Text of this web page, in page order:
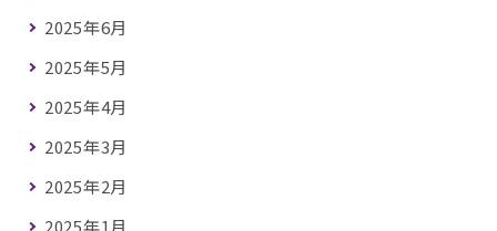
2025年6月
2025年5月
2025年4月
2025年3月
2025年2月
2025年1月